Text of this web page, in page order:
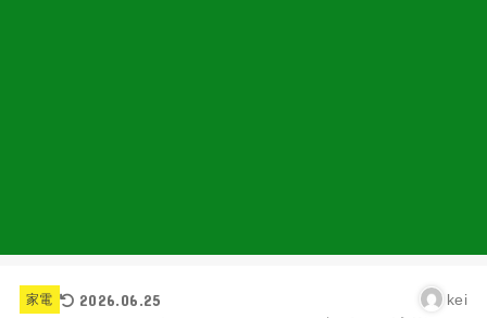
家電 2026.06.25 kei